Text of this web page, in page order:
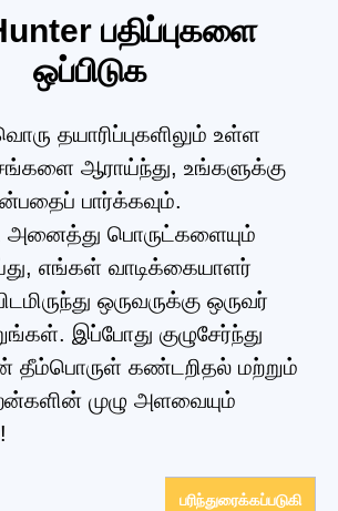
பதிப்புகளை
ஒப்பிடுக
தயாரிப்புகளிலும் உள்ள
ஆராய்ந்து, உங்களுக்கு
பார்க்கவும்.
அனைத்து பொருட்களையும்
எங்கள் வாடிக்கையாளர்
ஒருவருக்கு ஒருவர்
இப்போது குழுசேர்ந்து
தீம்பொருள் கண்டறிதல் மற்றும்
முழு அளவையும்
பரிந்துரைக்கப்படுகி